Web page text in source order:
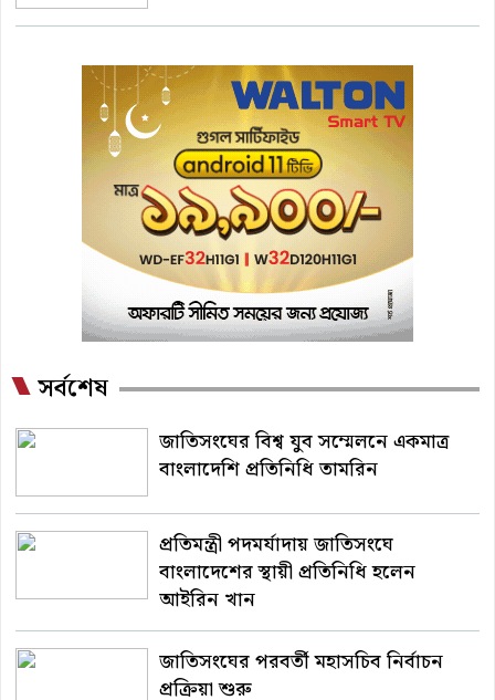
সর্বশেষ
জাতিসংঘের বিশ্ব যুব সম্মেলনে একমাত্র
বাংলাদেশি প্রতিনিধি তামরিন
প্রতিমন্ত্রী পদমর্যাদায় জাতিসংঘে
বাংলাদেশের স্থায়ী প্রতিনিধি হলেন
আইরিন খান
জাতিসংঘের পরবর্তী মহাসচিব নির্বাচন
প্রক্রিয়া শুরু